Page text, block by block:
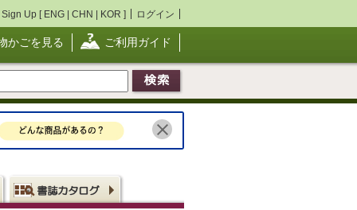
Sign Up [ ENG | CHN | KOR ] ログイン
かごを見る ご利用ガイド